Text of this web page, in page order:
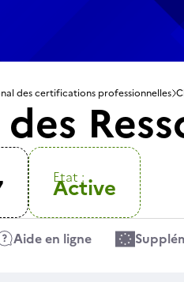
des certifications professionnelles
Etat :
Active
Aide en ligne